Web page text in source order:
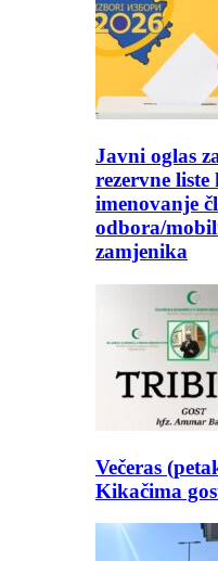
Javni oglas
rezervne
imenovanje
odbora/
zamjenika
Večeras
Kikačima